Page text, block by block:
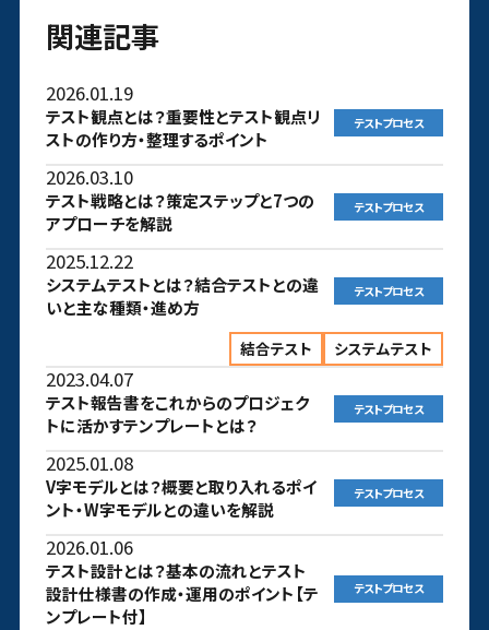
関連記事
2026.01.19
テスト観点とは？重要性とテスト観点リ
ストの作り方・整理するポイント
テストプロセス
2026.03.10
テスト戦略とは？策定ステップと7つの
アプローチを解説
テストプロセス
2025.12.22
システムテストとは？結合テストとの違
いと主な種類・進め方
テストプロセス
結合テスト システムテスト
2023.04.07
テスト報告書をこれからのプロジェク
トに活かすテンプレートとは？
テストプロセス
2025.01.08
V字モデルとは？概要と取り入れるポイ
ント・W字モデルとの違いを解説
テストプロセス
2026.01.06
テスト設計とは？基本の流れとテスト
設計仕様書の作成・運用のポイント【テ
ンプレート付】
テストプロセス